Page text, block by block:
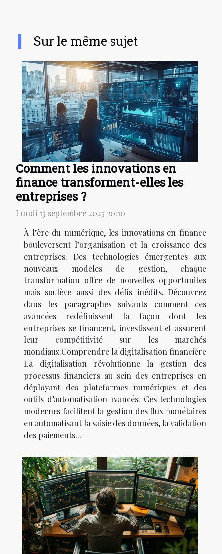
Sur le même sujet
Comment les innovations en
finance transforment-elles les
entreprises ?
Lundi 15 septembre 2025 20:10
À l’ère du numérique, les innovations en finance
bouleversent l’organisation et la croissance des
entreprises. Des technologies émergentes aux
nouveaux modèles de gestion, chaque
transformation offre de nouvelles opportunités
mais soulève aussi des défis inédits. Découvrez
dans les paragraphes suivants comment ces
avancées redéfinissent la façon dont les
entreprises se financent, investissent et assurent
leur compétitivité sur les marchés
mondiaux.Comprendre la digitalisation financière
La digitalisation révolutionne la gestion des
processus financiers au sein des entreprises en
déployant des plateformes numériques et des
outils d’automatisation avancés. Ces technologies
modernes facilitent la gestion des flux monétaires
en automatisant la saisie des données, la validation
des paiements...